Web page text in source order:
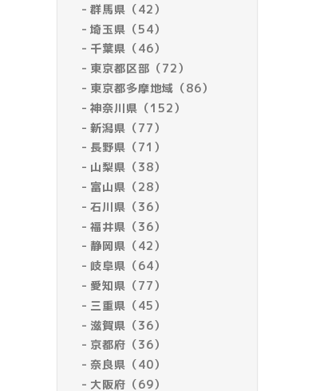
群馬県（42）
埼玉県（54）
千葉県（46）
東京都区部（72）
東京都多摩地域（86）
神奈川県（152）
新潟県（77）
長野県（71）
山梨県（38）
富山県（28）
石川県（36）
福井県（36）
静岡県（42）
岐阜県（64）
愛知県（77）
三重県（45）
滋賀県（36）
京都府（36）
奈良県（40）
大阪府（69）